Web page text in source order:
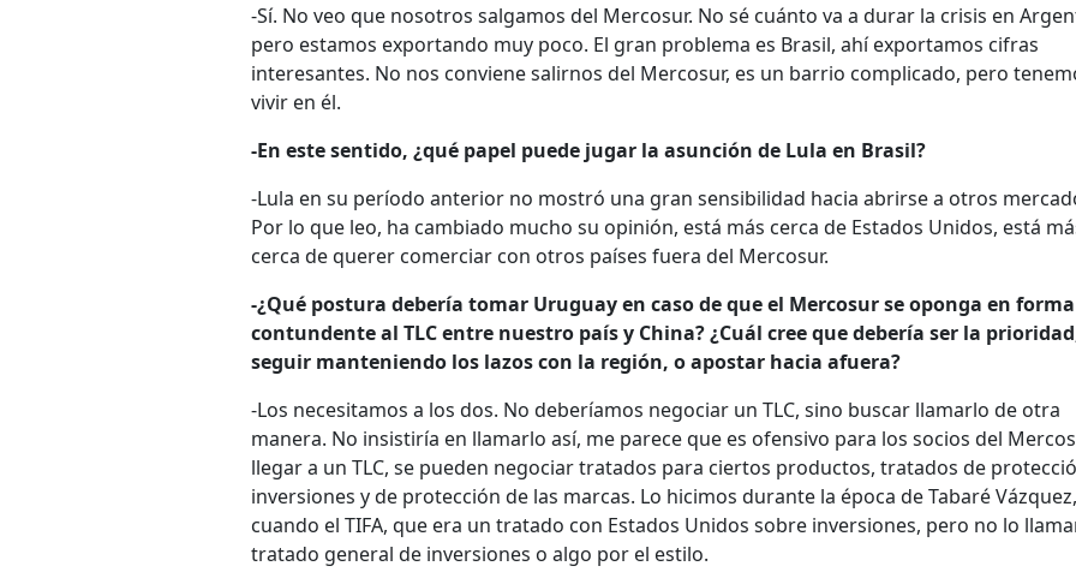
-Sí. No veo que nosotros salgamos del Mercosur. No sé cuánto va a durar la crisis en
pero estamos exportando muy poco. El gran problema es Brasil, ahí exportamos cifras
interesantes. No nos conviene salirnos del Mercosur, es un barrio complicado, pero
vivir en él.
-En este sentido, ¿qué papel puede jugar la asunción de Lula en Brasil?
-Lula en su período anterior no mostró una gran sensibilidad hacia abrirse a otros
Por lo que leo, ha cambiado mucho su opinión, está más cerca de Estados Unidos, está
cerca de querer comerciar con otros países fuera del Mercosur.
-¿Qué postura debería tomar Uruguay en caso de que el Mercosur se oponga en forma
contundente al TLC entre nuestro país y China? ¿Cuál cree que debería ser la
seguir manteniendo los lazos con la región, o apostar hacia afuera?
-Los necesitamos a los dos. No deberíamos negociar un TLC, sino buscar llamarlo de otra
manera. No insistiría en llamarlo así, me parece que es ofensivo para los socios del
llegar a un TLC, se pueden negociar tratados para ciertos productos, tratados de
inversiones y de protección de las marcas. Lo hicimos durante la época de Tabaré Vázquez,
cuando el TIFA, que era un tratado con Estados Unidos sobre inversiones, pero no lo
tratado general de inversiones o algo por el estilo.